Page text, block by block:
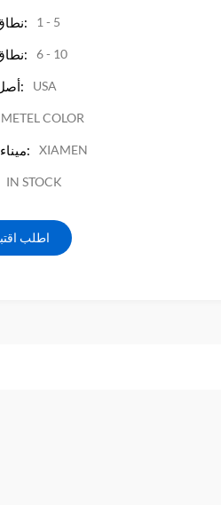
نطاق السعر: 1 - 5
نطاق السعر: 6 - 10
أصل المنتج: USA
METEL COLOR
ميناء الشحن: XIAMEN
IN STOCK
اطلب